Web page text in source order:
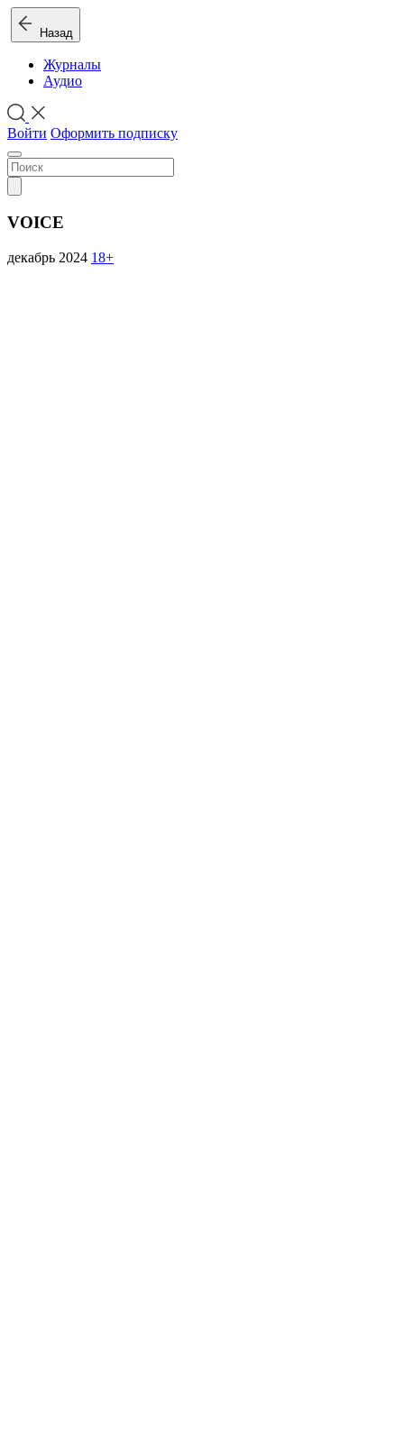
Назад
Журналы
Аудио
Войти Оформить подписку
VOICE
декабрь 2024 18+